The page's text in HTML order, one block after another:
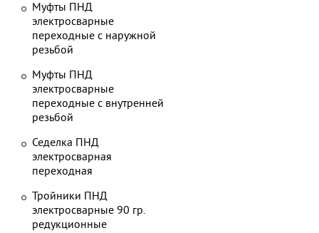
Муфты ПНД
электросварные
переходные с наружной
резьбой
Муфты ПНД
электросварные
переходные с внутренней
резьбой
Седелка ПНД
электросварная
переходная
Тройники ПНД
электросварные 90 гр.
редукционные